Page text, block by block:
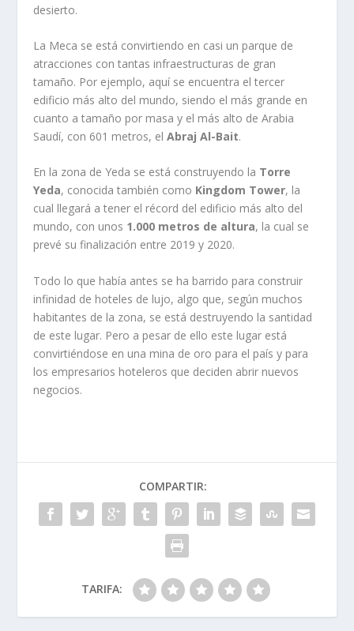
desierto.
La Meca se está convirtiendo en casi un parque de
atracciones con tantas infraestructuras de gran
tamaño. Por ejemplo, aquí se encuentra el tercer
edificio más alto del mundo, siendo el más grande en
cuanto a tamaño por masa y el más alto de Arabia
Saudí, con 601 metros, elAbraj Al-Bait.
En la zona de Yeda se está construyendo la Torre
Yeda, conocida también como Kingdom Tower, la
cual llegará a tener el récord del edificio más alto del
mundo, con unos 1.000 metros de altura, la cual se
prevé su finalización entre 2019 y 2020.
Todo lo que había antes se ha barrido para construir
infinidad de hoteles de lujo, algo que, según muchos
habitantes de la zona, se está destruyendo la santidad
de este lugar. Pero a pesar de ello este lugar está
convirtiéndose en una mina de oro para el país y para
los empresarios hoteleros que deciden abrir nuevos
negocios.
COMPARTIR:
TARIFA: